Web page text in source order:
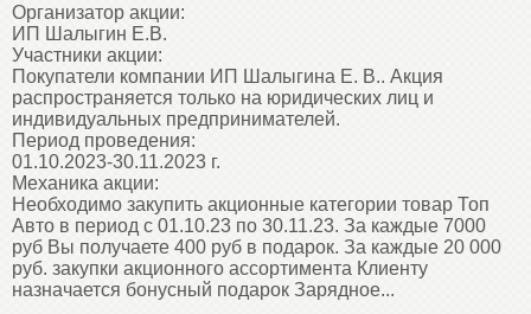
Организатор акции:
ИП Шалыгин Е.В.
Участники акции:
Покупатели компании ИП Шалыгина Е. В.. Акция
распространяется только на юридических лиц и
индивидуальных предпринимателей.
Период проведения:
01.10.2023-30.11.2023 г.
Механика акции:
Необходимо закупить акционные категории товар Топ
Авто в период с 01.10.23 по 30.11.23. За каждые 7000
руб Вы получаете 400 руб в подарок. За каждые 20 000
руб. закупки акционного ассортимента Клиенту
назначается бонусный подарок Зарядное...